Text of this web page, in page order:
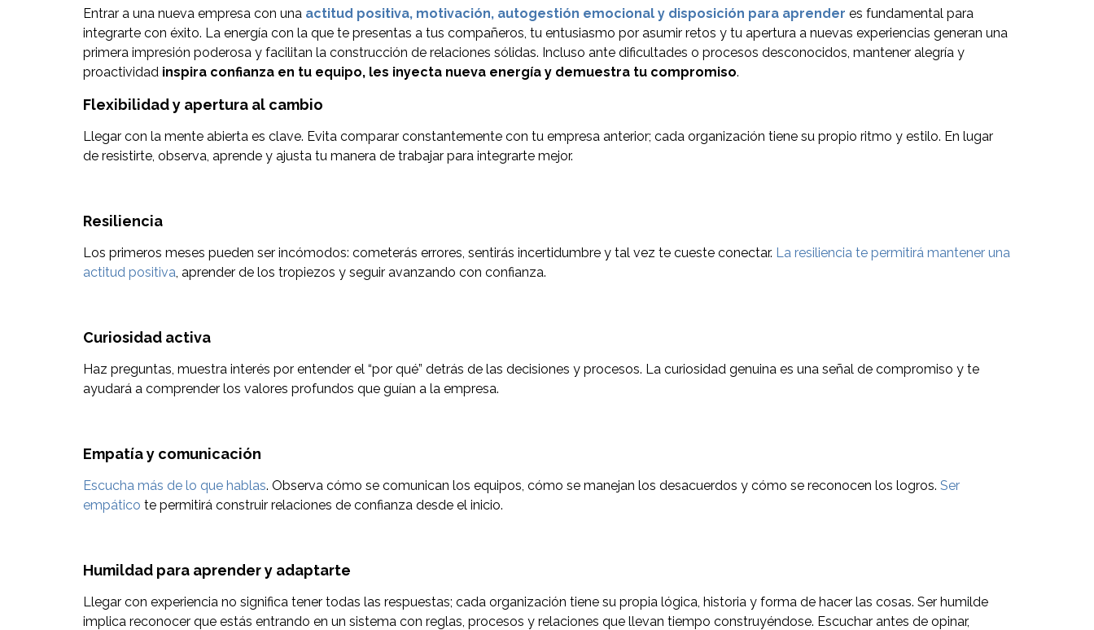
Entrar a una nueva empresa con una actitud positiva, motivación, autogestión emocional y disposición para aprender es fundamental para
integrarte con éxito. La energía con la que te presentas a tus compañeros, tu entusiasmo por asumir retos y tu apertura a nuevas experiencias generan una
primera impresión poderosa y facilitan la construcción de relaciones sólidas. Incluso ante dificultades o procesos desconocidos, mantener alegría y
proactividad inspira confianza en tu equipo, les inyecta nueva energía y demuestra tu compromiso.
Flexibilidad y apertura al cambio
Llegar con la mente abierta es clave. Evita comparar constantemente con tu empresa anterior; cada organización tiene su propio ritmo y estilo. En lugar
de resistirte, observa, aprende y ajusta tu manera de trabajar para integrarte mejor.
Resiliencia
Los primeros meses pueden ser incómodos: cometerás errores, sentirás incertidumbre y tal vez te cueste conectar. La resiliencia te permitirá mantener una
actitud positiva, aprender de los tropiezos y seguir avanzando con confianza.
Curiosidad activa
Haz preguntas, muestra interés por entender el “por qué” detrás de las decisiones y procesos. La curiosidad genuina es una señal de compromiso y te
ayudará a comprender los valores profundos que guían a la empresa.
Empatía y comunicación
Escucha más de lo que hablas. Observa cómo se comunican los equipos, cómo se manejan los desacuerdos y cómo se reconocen los logros. Ser
empático te permitirá construir relaciones de confianza desde el inicio.
Humildad para aprender y adaptarte
Llegar con experiencia no significa tener todas las respuestas; cada organización tiene su propia lógica, historia y forma de hacer las cosas. Ser humilde
implica reconocer que estás entrando en un sistema con reglas, procesos y relaciones que llevan tiempo construyéndose. Escuchar antes de opinar,